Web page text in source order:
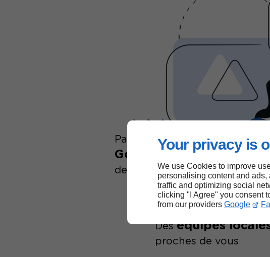
Your privacy is
We use Cookies to improve
personalising content and
traffic and optimizing social
clicking "I Agree" you consent
from our providers Google
Deséquipes
proches de vous
Partenaire
Google Ads
depuis 2010